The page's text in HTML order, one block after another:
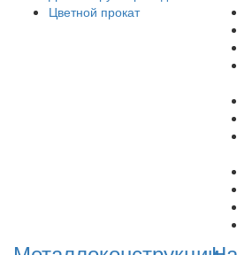
Цветной прокат